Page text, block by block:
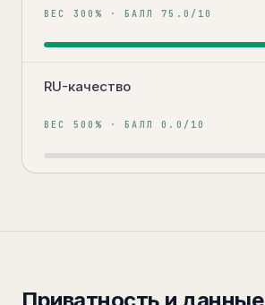
ВЕС 300 % · БАЛЛ75.0 /10
RU-качество
ВЕС 500 % · БАЛЛ0.0 /10